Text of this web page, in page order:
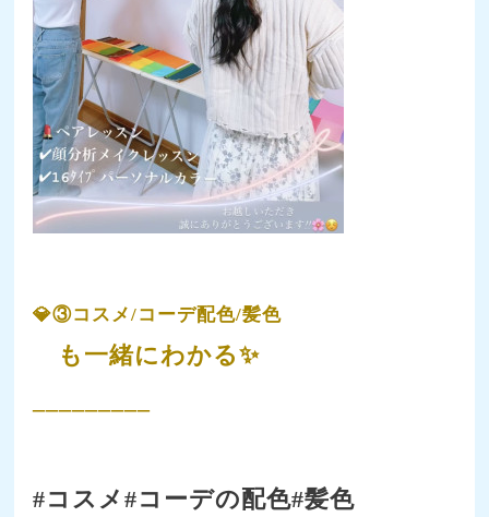
💎③コスメ/コーデ配色/髪色
も一緒にわかる✨
#コスメ#コーデの配色#髪色